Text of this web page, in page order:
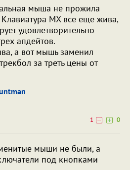
мыша не прожила
MX все еще жива,
удовлетворительно
апдейтов.
а вот мышь заменил
за треть цены от
1
0
мыши не были, а
под кнопками